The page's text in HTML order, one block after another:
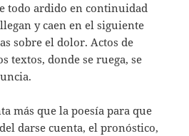
todo ardido en continuidad
y caen en el siguiente
sobre el dolor. Actos de
textos, donde se ruega, se
más que la poesía para que
darse cuenta, el pronóstico,